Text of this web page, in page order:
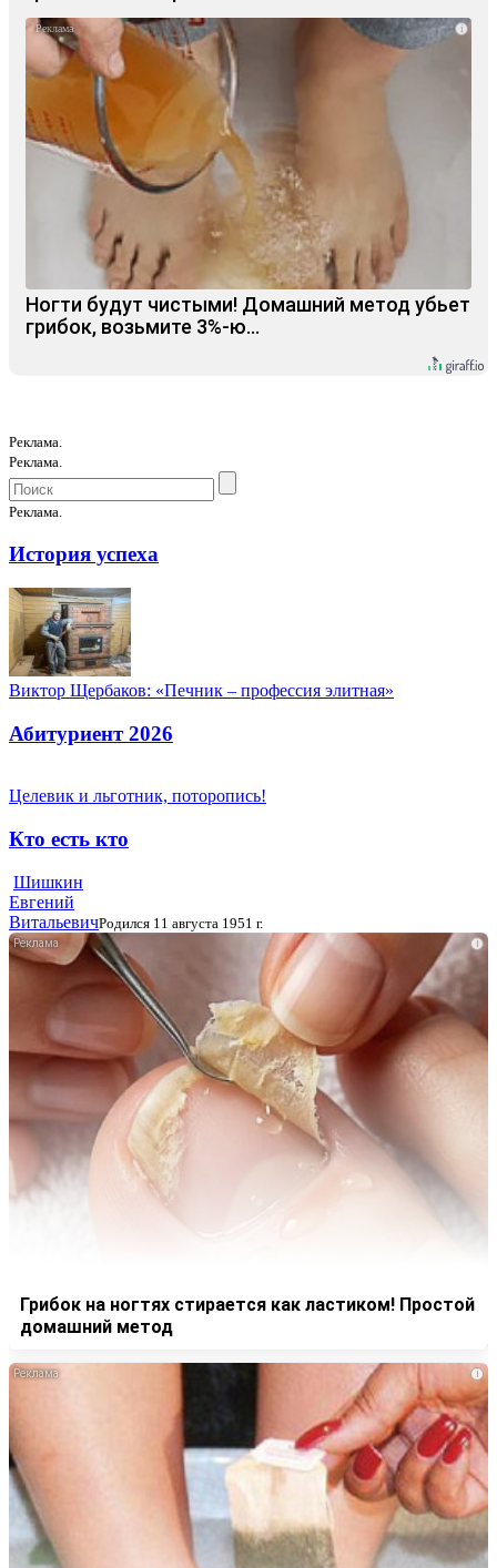
i
Ногти будут чистыми! Домашний метод убьет
грибок, возьмите 3%-ю…
Реклама.
Реклама.
Реклама.
История успеха
Виктор Щербаков: «Печник – профессия элитная»
Абитуриент 2026
Целевик и льготник, поторопись!
Кто есть кто
Шишкин
Евгений
ВитальевичРодился 11 августа 1951 г.
i
Грибок на ногтях стирается как ластиком! Простой
домашний метод
i